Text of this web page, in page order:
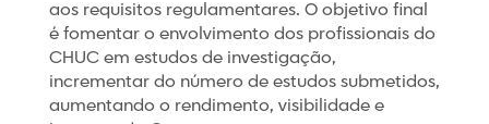
aos requisitos regulamentares. O objetivo final
é fomentar o envolvimento dos profissionais do
CHUC em estudos de investigação,
incrementar do número de estudos submetidos,
aumentando o rendimento, visibilidade e